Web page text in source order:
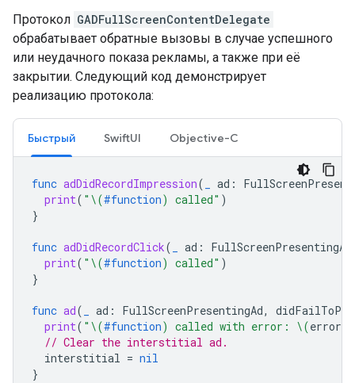
Протокол GADFullScreenContentDelegate
обрабатывает обратные вызовы в случае успешного
или неудачного показа рекламы, а также при её
закрытии. Следующий код демонстрирует
реализацию протокола:
Быстрый SwiftUI Objective-C
func adDidRecordImpression( ad :
print( " \(#function) called" )
}
func adDidRecordClick( ad : FullScreenPresentingAd
print( " \(#function) called" )
}
func ad( ad : FullScreenPresentingAd,
print( " \(#function) called with error: \(error
// Clear the interstitial ad.
interstitial = nil
}